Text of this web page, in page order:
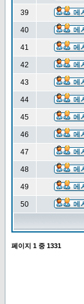
39
40
41
42
43
44
45
46
47
48
49
50
페이지 1 중 1331